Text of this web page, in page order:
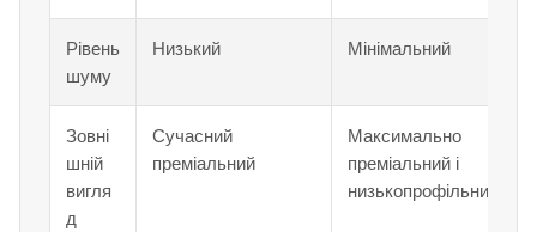
Рівень
шуму
Низький Мінімальний
Зовні
шній
вигля
д
Сучасний
преміальний
Максимально
преміальний і
низькопрофільний